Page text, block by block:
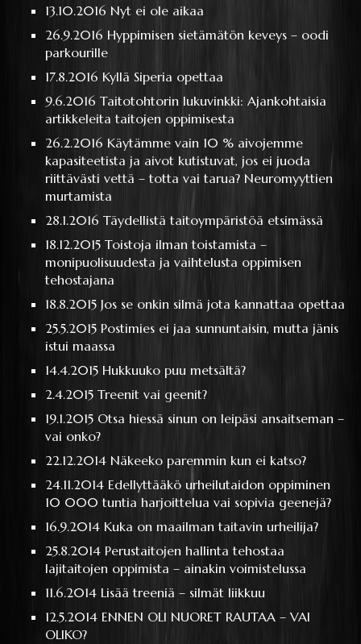
13.10.2016Nyt ei ole aikaa
26.9.2016Hyppimisen sietämätön keveys – oodi
parkourille
17.8.2016Kyllä Siperia opettaa
9.6.2016Taitotohtorin lukuvinkki: Ajankohtaisia
artikkeleita taitojen oppimisesta
26.2.2016 Käytämme vain 10 % aivojemme
kapasiteetista ja aivot kutistuvat, jos ei juoda
riittävästi vettä – totta vai tarua? Neuromyyttien
murtamista
28.1.2016Täydellistä taitoympäristöä etsimässä
18.12.2015Toistoja ilman toistamista –
monipuolisuudesta ja vaihtelusta oppimisen
tehostajana
18.8.2015 Jos se onkin silmä jota kannattaa opettaa
25.5.2015Postimies ei jaa sunnuntaisin, mutta jänis
istui maassa
14.4.2015 Hukkuuko puu metsältä?
2.4.2015Treenit vai geenit?
19.1.2015 Otsa hiessä sinun on leipäsi ansaitseman –
vai onko?
22.12.2014Näkeeko paremmin kun ei katso?
24.11.2014Edellyttääkö urheilutaidon oppiminen
10 000 tuntia harjoittelua vai sopivia geenejä?
16.9.2014Kuka on maailman taitavin urheilija?
25.8.2014Perustaitojen hallinta tehostaa
lajitaitojen oppimista – ainakin voimistelussa
11.6.2014Lisää treeniä – silmät liikkuu
12.5.2014ENNEN OLI NUORET RAUTAA – VAI
OLIKO?